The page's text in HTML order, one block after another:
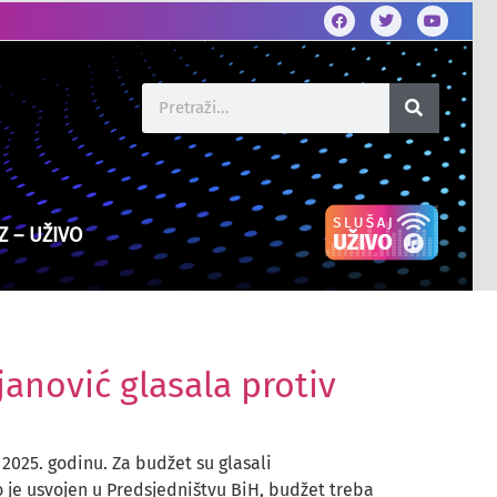
– UŽIVO
glasala protiv
godinu. Za budžet su glasali
usvojen u Predsjedništvu BiH, budžet treba